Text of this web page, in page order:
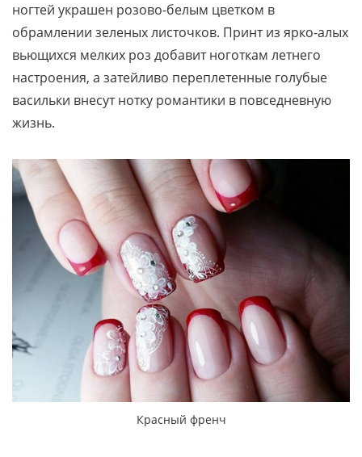
ногтей украшен розово-белым цветком в
обрамлении зеленых листочков. Принт из ярко-алых
вьющихся мелких роз добавит ноготкам летнего
настроения, а затейливо переплетенные голубые
васильки внесут нотку романтики в повседневную
жизнь.
Красный френч